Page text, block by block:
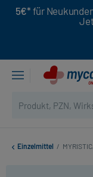
5€* für
Einzelmittel /